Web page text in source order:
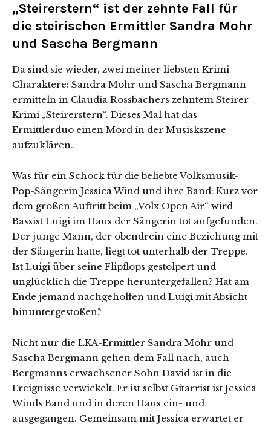
„Steirerstern“ ist der zehnte Fall für
die steirischen Ermittler Sandra Mohr
und Sascha Bergmann
Da sind sie wieder, zwei meiner liebsten Krimi-
Charaktere: Sandra Mohr und Sascha Bergmann
ermitteln in Claudia Rossbachers zehntem Steirer-
Krimi „Steirerstern“. Dieses Mal hat das
Ermittlerduo einen Mord in der Musiskszene
aufzuklären.
Was für ein Schock für die beliebte Volksmusik-
Pop-Sängerin Jessica Wind und ihre Band: Kurz vor
dem großen Auftritt beim „Volx Open Air“ wird
Bassist Luigi im Haus der Sängerin tot aufgefunden.
Der junge Mann, der obendrein eine Beziehung mit
der Sängerin hatte, liegt tot unterhalb der Treppe.
Ist Luigi über seine Flipflops gestolpert und
unglücklich die Treppe heruntergefallen? Hat am
Ende jemand nachgeholfen und Luigi mit Absicht
hinuntergestoßen?
Nicht nur die LKA-Ermittler Sandra Mohr und
Sascha Bergmann gehen dem Fall nach, auch
Bergmanns erwachsener Sohn David ist in die
Ereignisse verwickelt. Er ist selbst Gitarrist ist Jessica
Winds Band und in deren Haus ein- und
ausgegangen. Gemeinsam mit Jessica erwartet er